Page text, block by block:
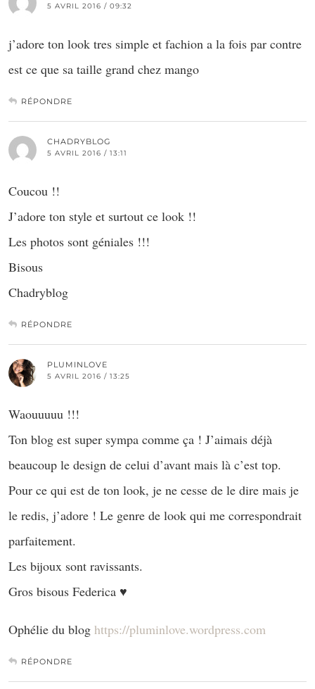
5 AVRIL 2016 / 09:32
j’adore ton look tres simple et fachion a la fois par contre
est ce que sa taille grand chez mango
RÉPONDRE
CHADRYBLOG
5 AVRIL 2016 / 13:11
Coucou !!
J’adore ton style et surtout ce look !!
Les photos sont géniales !!!
Bisous
Chadryblog
RÉPONDRE
PLUMINLOVE
5 AVRIL 2016 / 13:25
Waouuuuu !!!
Ton blog est super sympa comme ça ! J’aimais déjà
beaucoup le design de celui d’avant mais là c’est top.
Pour ce qui est de ton look, je ne cesse de le dire mais je
le redis, j’adore ! Le genre de look qui me correspondrait
parfaitement.
Les bijoux sont ravissants.
Gros bisous Federica ♥
Ophélie du blog https://pluminlove.wordpress.com
RÉPONDRE